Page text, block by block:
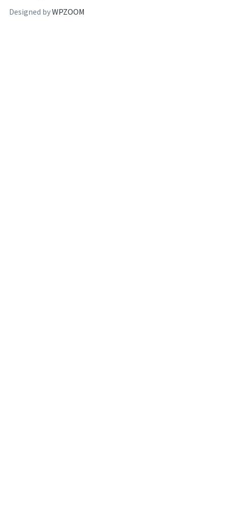
Designed byWPZOOM